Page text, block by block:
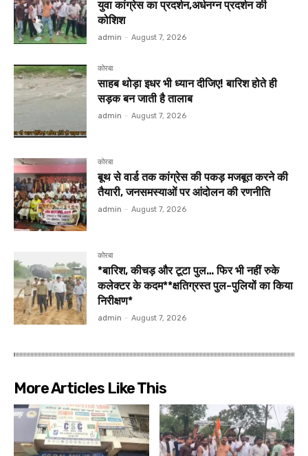
युवा कांग्रेस का प्रदर्शन,अर्धनग्न प्रदर्शन की
कोशिश
admin - August 7, 2026
कोरबा
साहब थोड़ा इधर भी ध्यान दीजिए! बारिश होते ही
सड़क बन जाती है तालाब
admin - August 7, 2026
कोरबा
बूथ से वार्ड तक कांग्रेस की पकड़ मजबूत करने की
तैयारी, जनसमस्याओं पर आंदोलन की रणनीति
admin - August 7, 2026
कोरबा
*बारिश, कीचड़ और टूटा पुल… फिर भी नहीं रुके
कलेक्टर के कदम**क्षतिग्रस्त पुल-पुलियों का किया
निरीक्षण*
admin - August 7, 2026
More Articles Like This